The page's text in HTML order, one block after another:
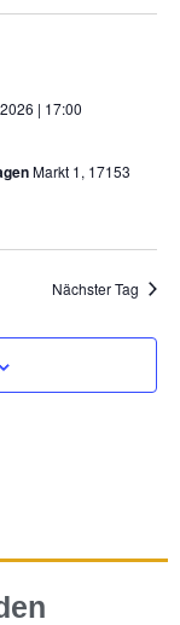
| 17:00
Markt 1, 17153
Nächster Tag